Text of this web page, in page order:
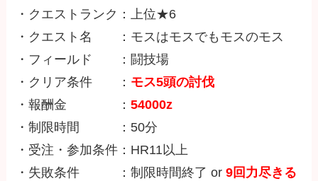
・クエストランク：上位★6
・クエスト名 ：モスはモスでもモスのモス
・フィールド ：闘技場
・クリア条件 ： モス5頭の討伐
・報酬金 ：54000z
・制限時間 ：50分
・受注・参加条件：HR11以上
・失敗条件 ：制限時間終了 or9回力尽きる